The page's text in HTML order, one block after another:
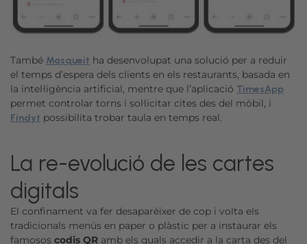
També Masqueit ha desenvolupat una solució per a reduir
el temps d’espera dels clients en els restaurants, basada en
la intel·ligència artificial, mentre que l’aplicació TimesApp
permet controlar torns i sol·licitar cites des del mòbil, i
Findyt possibilita trobar taula en temps real.
La re-evolució de les cartes
digitals
El confinament va fer desaparèixer de cop i volta els
tradicionals menús en paper o plàstic per a instaurar els
famosos codis QR amb els quals accedir a la carta des del